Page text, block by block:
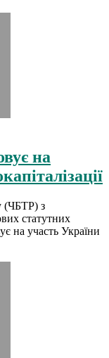
на
(ЧБТР) з
статутних
на участь України